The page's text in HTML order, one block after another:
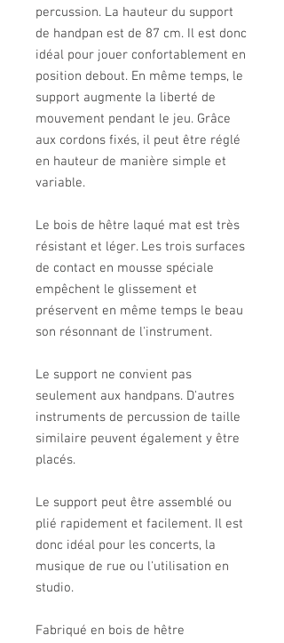
percussion. La hauteur du support
de handpan est de 87 cm. Il est donc
idéal pour jouer confortablement en
position debout. En même temps, le
support augmente la liberté de
mouvement pendant le jeu. Grâce
aux cordons fixés, il peut être réglé
en hauteur de manière simple et
variable.
Le bois de hêtre laqué mat est très
résistant et léger. Les trois surfaces
de contact en mousse spéciale
empêchent le glissement et
préservent en même temps le beau
son résonnant de l'instrument.
Le support ne convient pas
seulement aux handpans. D'autres
instruments de percussion de taille
similaire peuvent également y être
placés.
Le support peut être assemblé ou
plié rapidement et facilement. Il est
donc idéal pour les concerts, la
musique de rue ou l'utilisation en
studio.
Fabriqué en bois de hêtre